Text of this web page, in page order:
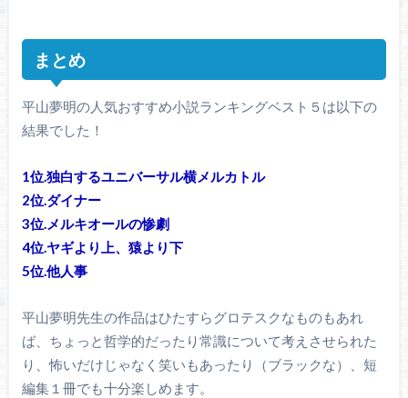
まとめ
平山夢明の人気おすすめ小説ランキングベスト５は以下の
結果でした！
1位.独白するユニバーサル横メルカトル
2位.ダイナー
3位.メルキオールの惨劇
4位.ヤギより上、猿より下
5位.他人事
平山夢明先生の作品はひたすらグロテスクなものもあれ
ば、ちょっと哲学的だったり常識について考えさせられた
り、怖いだけじゃなく笑いもあったり（ブラックな）、短
編集１冊でも十分楽しめます。